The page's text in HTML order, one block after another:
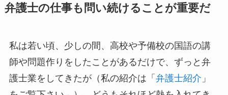
弁護士の仕事も問い続けることが重要だ
私は若い頃、少しの間、高校や予備校の国語の講
師や問題作りをしたことがあるだけで、ずっと弁
護士業をしてきたが（私の紹介は「 弁護士紹介 」